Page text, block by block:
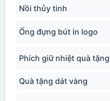
Nồi thủy tinh
Ống đựng bút in logo
Phích giữ nhiệt quà tặng
Quà tặng dát vàng